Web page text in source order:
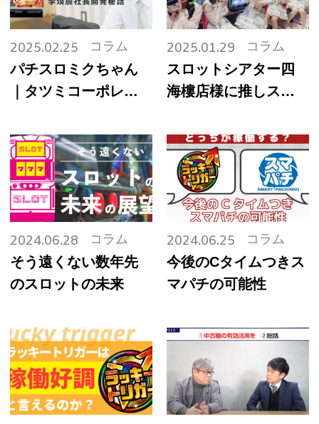
2025.02.25 コラム
パチスロミクちゃん
｜タツミコーポレー
話
2025.01.29 コラム
スロットシアター四
海樓店様に推しスロ
2024.06.28 コラム
そう遠くない数年先
のスロットの未来
2024.06.25 コラム
今後のCタイムつきス
マパチの可能性